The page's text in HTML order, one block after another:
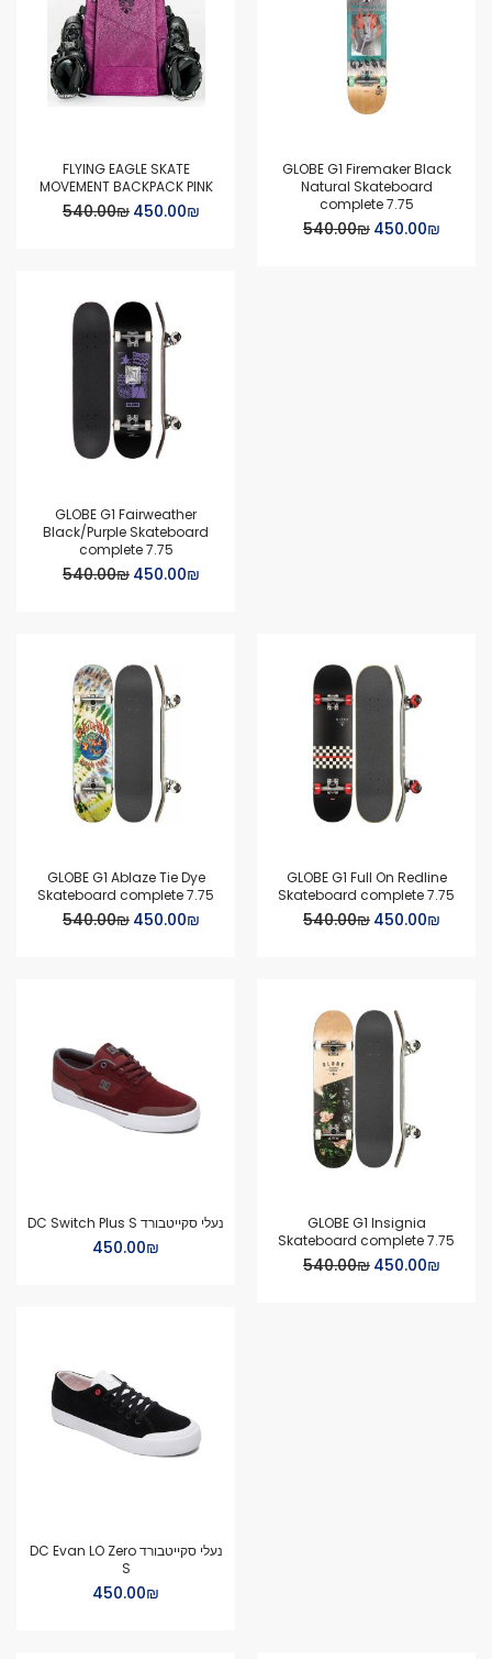
GLOBE G1 Firemaker Black
Natural Skateboard
complete 7.75
Special
₪‏450.00
₪‏540.00
FLYING EAGLE SKATE
MOVEMENT BACKPACK PINK
Special
₪‏450.00
₪‏540.00
GLOBE G1 Fairweather
Black/Purple Skateboard
complete 7.75
Special
₪‏450.00
₪‏540.00
GLOBE G1 Full On Redline
Skateboard complete 7.75
Special
₪‏450.00
₪‏540.00
GLOBE G1 Ablaze Tie Dye
Skateboard complete 7.75
Special
₪‏450.00
₪‏540.00
GLOBE G1 Insignia
Skateboard complete 7.75
Special
₪‏450.00
₪‏540.00
נעלי סקייטבורד DC Switch Plus S
₪‏450.00
נעלי סקייטבורד DC Evan LO Zero
S
₪‏450.00